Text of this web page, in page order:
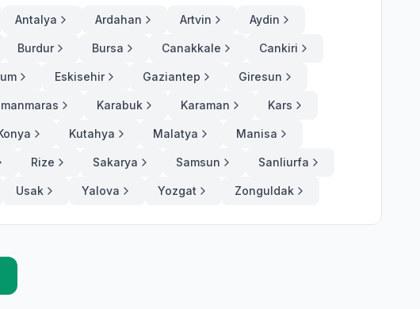
Antalya Ardahan Artvin Aydin
Burdur Bursa Canakkale Cankiri
Eskisehir Gaziantep Giresun
Karabuk Karaman Kars
Kutahya Malatya Manisa
Rize Sakarya Samsun Sanliurfa
Usak Yalova Yozgat Zonguldak